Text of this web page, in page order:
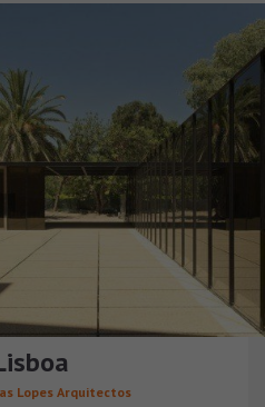
Lopes Arquitectos